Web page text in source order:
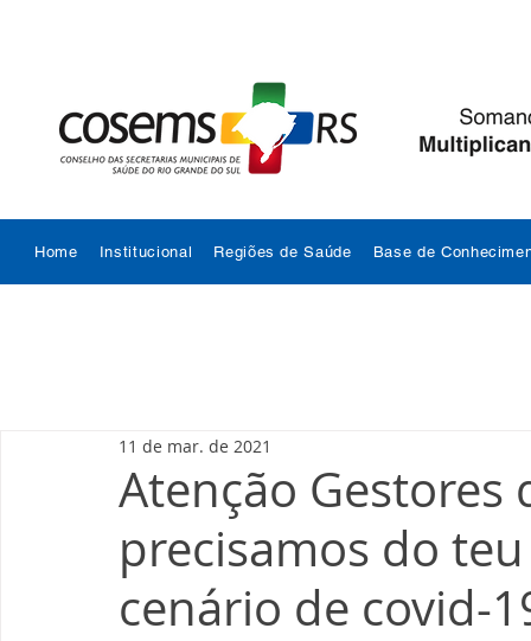
Home Institucional Regiões de Saúde Base de
Atenção Gestores
precisamos do
cenário de covid-
11 de mar. de 2021